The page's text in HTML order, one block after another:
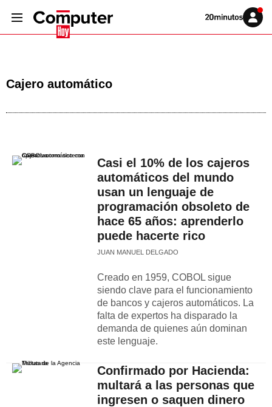
Volver
Iniciar
sesión
Cajero automático
Casi el 10% de los cajeros
automáticos del mundo
usan un lenguaje de
programación obsoleto de
hace 65 años: aprenderlo
puede hacerte rico
JUAN MANUEL DELGADO
Creado en 1959, COBOL sigue
siendo clave para el funcionamiento
de bancos y cajeros automáticos. La
falta de expertos ha disparado la
demanda de quienes aún dominan
este lenguaje.
Confirmado por Hacienda:
multará a las personas que
ingresen o saquen dinero